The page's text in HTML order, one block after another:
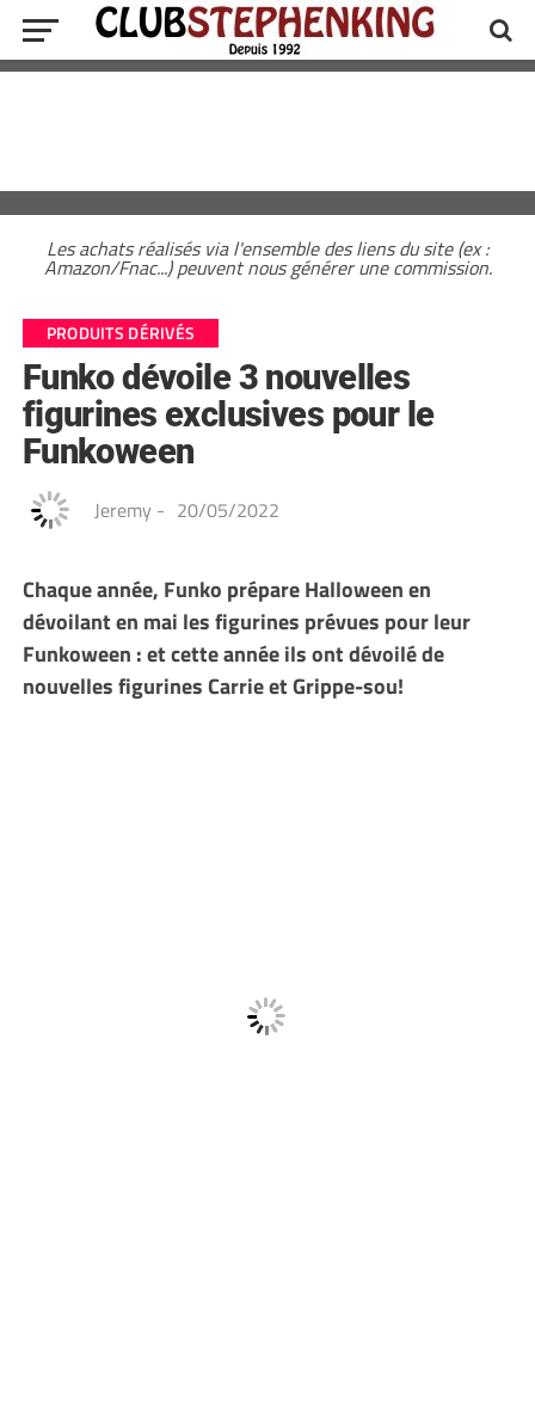
Les achats réalisés via l'ensemble des liens du site (ex :
Amazon/Fnac...) peuvent nous générer une commission.
PRODUITS DÉRIVÉS
Funko dévoile 3 nouvelles
figurines exclusives pour le
Funkoween
Jeremy - 20/05/2022
Chaque année, Funko prépare Halloween en
dévoilant en mai les figurines prévues pour leur
Funkoween : et cette année ils ont dévoilé de
nouvelles figurines Carrie et Grippe-sou!